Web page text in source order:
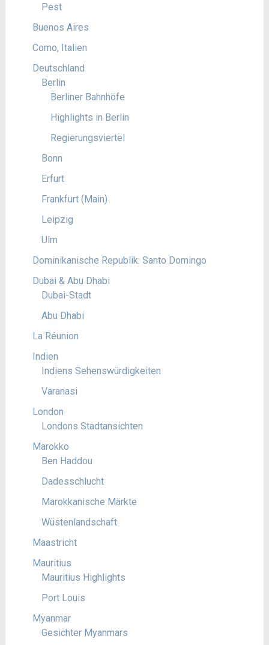
Pest
Buenos Aires
Como, Italien
Deutschland
Berlin
Berliner Bahnhöfe
Highlights in Berlin
Regierungsviertel
Bonn
Erfurt
Frankfurt (Main)
Leipzig
Ulm
Dominikanische Republik: Santo Domingo
Dubai & Abu Dhabi
Dubai-Stadt
Abu Dhabi
La Réunion
Indien
Indiens Sehenswürdigkeiten
Varanasi
London
Londons Stadtansichten
Marokko
Ben Haddou
Dadesschlucht
Marokkanische Märkte
Wüstenlandschaft
Maastricht
Mauritius
Mauritius Highlights
Port Louis
Myanmar
Gesichter Myanmars